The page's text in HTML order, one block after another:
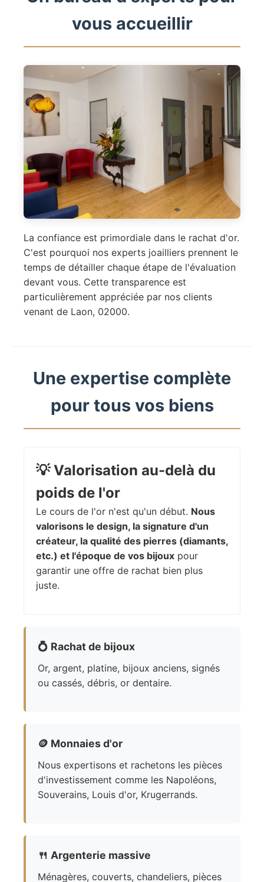
vous accueillir
La confiance est primordiale dans le rachat d'or.
C'est pourquoi nos experts joailliers prennent le
temps de détailler chaque étape de l'évaluation
devant vous. Cette transparence est
particulièrement appréciée par nos clients
venant de Laon, 02000.
Une expertise complète
pour tous vos biens
💡Valorisation au-delà du
poids de l'or
Le cours de l'or n'est qu'un début. Nous
valorisons le design, la signature d'un
créateur, la qualité des pierres (diamants,
etc.) et l'époque de vos bijoux pour
garantir une offre de rachat bien plus
juste.
💍 Rachat de bijoux
Or, argent, platine, bijoux anciens, signés
ou cassés, débris, or dentaire.
🪙 Monnaies d'or
Nous expertisons et rachetons les pièces
d'investissement comme les Napoléons,
Souverains, Louis d'or, Krugerrands.
🍴 Argenterie massive
Ménagères, couverts, chandeliers, pièces